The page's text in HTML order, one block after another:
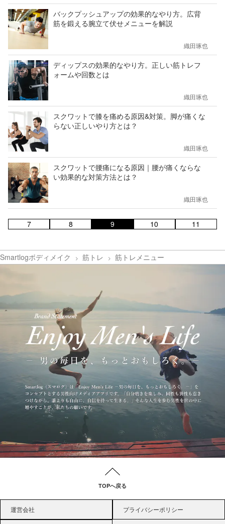
バックプッシュアップの効果的なやり方。広背
筋を鍛える腕立て伏せメニューを解説
織田琢也
ディップスの効果的なやり方。正しい筋トレフ
ォームや回数とは
織田琢也
スクワットで膝を痛める原因&対策。脚が痛くな
らない正しいやり方とは？
織田琢也
スクワットで腰痛になる原因｜腰が痛くならな
い効果的な対策方法とは？
織田琢也
7 8 9 10 11
Smartlogボディメイク 筋トレ 筋トレメニュー
TOPへ戻る
運営会社 プライバシーポリシー